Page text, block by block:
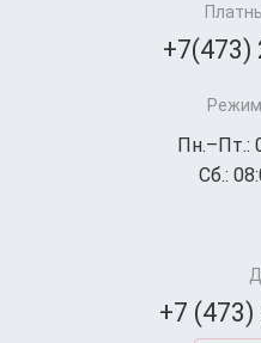
+7(473)
Пн.–Пт.:
Сб.:
+7